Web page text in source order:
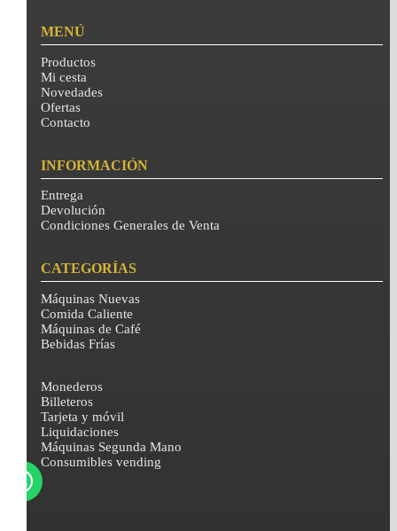
MENÚ
Productos
Mi cesta
Novedades
Ofertas
Contacto
INFORMACIÓN
Entrega
Devolución
Condiciones Generales de Venta
CATEGORÍAS
Máquinas Nuevas
Comida Caliente
Máquinas de Café
Bebidas Frías
Monederos
Billeteros
Tarjeta y móvil
Liquidaciones
Máquinas Segunda Mano
Consumibles vending